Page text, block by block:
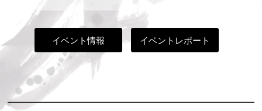
イベント情報 イベントレポート